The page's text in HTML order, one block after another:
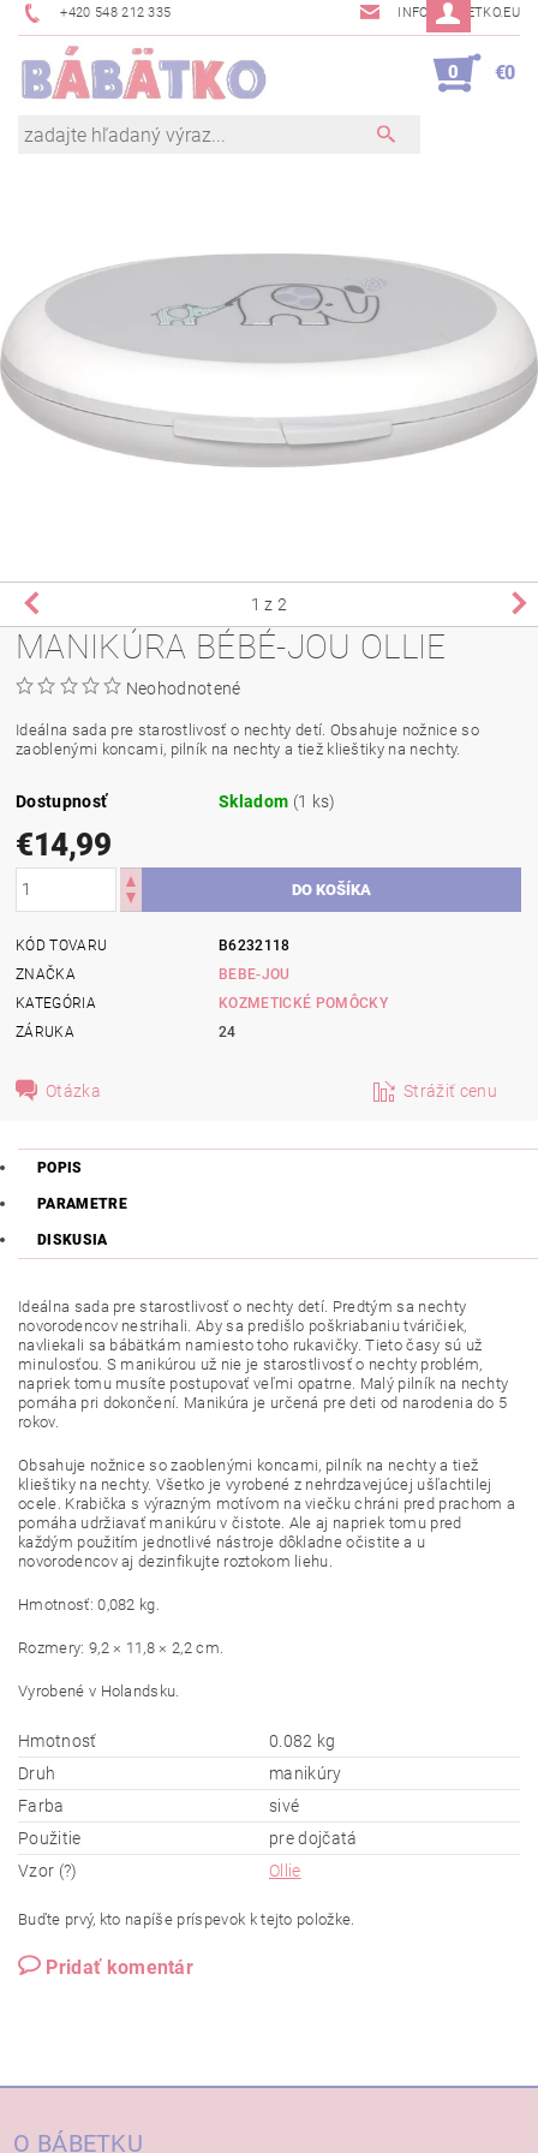
+420 548 212 335 INFO@BABETKO.EU
0 €0
1 z 2
MANIKÚRA BÉBÉ-JOU OLLIE
Neohodnotené
Ideálna sada pre starostlivosť o nechty detí. Obsahuje nožnice so
zaoblenými koncami, pilník na nechty a tiež klieštiky na nechty.
Dostupnosť Skladom (1 ks)
€14,99
KÓD TOVARU
B6232118
ZNAČKA
BEBE-JOU
KATEGÓRIA
KOZMETICKÉ POMÔCKY
ZÁRUKA
24
Otázka Strážiť cenu
POPIS
PARAMETRE
DISKUSIA
Ideálna sada pre starostlivosť o nechty detí. Predtým sa nechty
novorodencov nestrihali. Aby sa predišlo poškriabaniu tváričiek,
navliekali sa bábätkám namiesto toho rukavičky. Tieto časy sú už
minulosťou. S manikúrou už nie je starostlivosť o nechty problém,
napriek tomu musíte postupovať veľmi opatrne. Malý pilník na nechty
pomáha pri dokončení. Manikúra je určená pre deti od narodenia do 5
rokov.
Obsahuje nožnice so zaoblenými koncami, pilník na nechty a tiež
klieštiky na nechty. Všetko je vyrobené z nehrdzavejúcej ušľachtilej
ocele. Krabička s výrazným motívom na viečku chráni pred prachom a
pomáha udržiavať manikúru v čistote. Ale aj napriek tomu pred
každým použitím jednotlivé nástroje dôkladne očistite a u
novorodencov aj dezinfikujte roztokom liehu.
Hmotnosť: 0,082 kg.
Rozmery: 9,2 × 11,8 × 2,2 cm.
Vyrobené v Holandsku.
Hmotnosť
0.082 kg
Druh
manikúry
Farba
sivé
Použitie
pre dojčatá
Vzor (?)
Ollie
Buďte prvý, kto napíše príspevok k tejto položke.
Pridať komentár
O BÁBETKU